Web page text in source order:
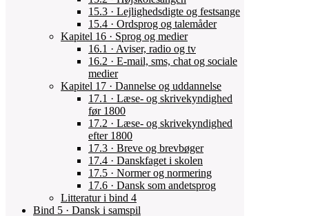
15.3 · Lejlighedsdigte og festsange
15.4 · Ordsprog og talemåder
Kapitel 16 · Sprog og medier
16.1 · Aviser, radio og tv
16.2 · E-mail, sms, chat og sociale
medier
Kapitel 17 · Dannelse og uddannelse
17.1 · Læse- og skrivekyndighed
før 1800
17.2 · Læse- og skrivekyndighed
efter 1800
17.3 · Breve og brevbøger
17.4 · Danskfaget i skolen
17.5 · Normer og normering
17.6 · Dansk som andetsprog
Litteratur i bind 4
Bind 5 · Dansk i samspil